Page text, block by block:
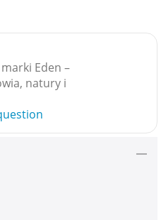
Eden –
natury i